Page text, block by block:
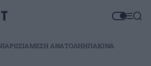
ΡΩΣΙΑΜΕΣΗ ΑΝΑΤΟΛΗΗΠΑΚΙΝΑ